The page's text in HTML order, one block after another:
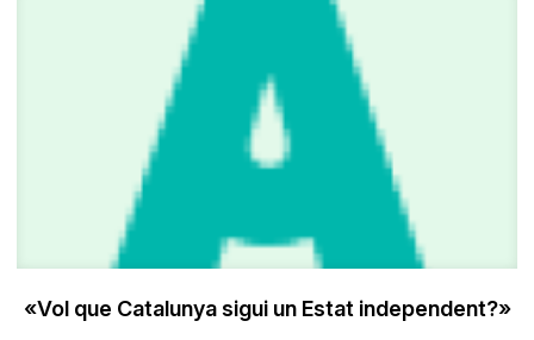
«Vol que Catalunya sigui un Estat independent?»